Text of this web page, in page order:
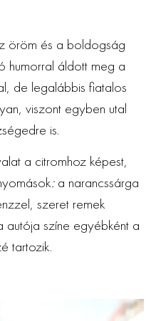
öröm és a boldogság
humorral áldott meg a
de legalábbis fiatalos
viszont egyben utal
is.
a citromhoz képest,
:a narancssárga
szeret remek
autója színe egyébként a
tartozik.